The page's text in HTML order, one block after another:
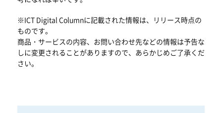
※ICT Digital Columnに記載された情報は、リリース時点の
ものです。
商品・サービスの内容、お問い合わせ先などの情報は予告な
しに変更されることがありますので、あらかじめご了承くだ
さい。